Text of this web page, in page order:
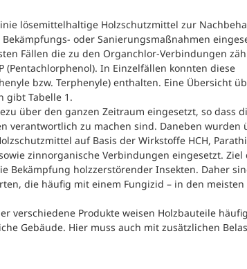
lösemittelhaltige Holzschutzmittel zur
oder Sanierungsmaßnahmen
Fällen die zu den Organchlor-Verbindungen
(Pentachlorphenol). In Einzelfällen konnten diese
bzw. Terphenyle) enthalten. Eine Übersicht
gibt Tabelle 1.
über den ganzen Zeitraum eingesetzt, so dass
verantwortlich zu machen sind. Daneben wurden
auf Basis der Wirkstoffe HCH,
zinnorganische Verbindungen eingesetzt. Ziel
Bekämpfung holzzerstörender Insekten. Daher
die häufig mit einem Fungizid – in den meisten
verschiedene Produkte weisen Holzbauteile
Gebäude. Hier muss auch mit zusätzlichen